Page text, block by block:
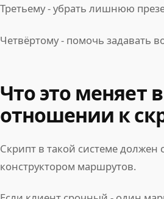
Третьему - убрать лишнюю
Четвёртому - помочь задавать
Что это меняет в
отношении к
Скрипт в такой системе должен
конструктором маршрутов.